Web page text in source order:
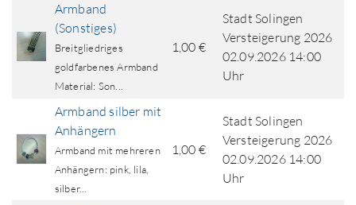
Armband
(Sonstiges)
Breitgliedriges
goldfarbenes Armband
Material: Son...
1,00 €
Stadt Solingen
Versteigerung 2026
02.09.2026 14:00
Uhr
Armband silber mit
Anhängern
Armband mit mehreren
Anhängern: pink, lila,
silber...
1,00 €
Stadt Solingen
Versteigerung 2026
02.09.2026 14:00
Uhr